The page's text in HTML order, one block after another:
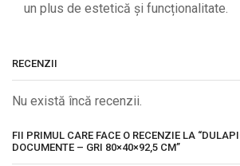
un plus de estetică și funcționalitate.
RECENZII
Nu există încă recenzii.
FII PRIMUL CARE FACE O RECENZIE LA
DOCUMENTE – GRI 80×40×92,5 CM”